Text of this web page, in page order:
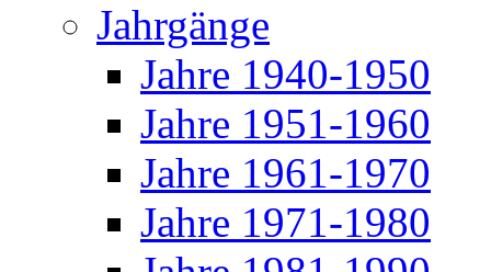
Jahrgänge
Jahre 1940-1950
Jahre 1951-1960
Jahre 1961-1970
Jahre 1971-1980